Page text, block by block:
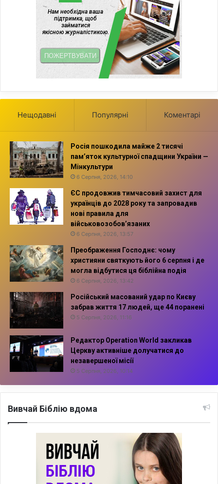
Нещодавні Популярні Коментарі
Росія пошкодила майже 2 тисячі
пам’яток культурної спадщини України —
Мінкультури
6 Серпня, 2026, 14:10
ЄС продовжив тимчасовий захист для
українців до 2028 року та запровадив
нові правила для
військовозобов’язаних
6 Серпня, 2026, 13:57
Преображення Господнє: чому
християни святкують його 6 серпня і де
могла відбутися ця біблійна подія
6 Серпня, 2026, 13:42
Російський масований удар по Києву
забрав життя 17 людей, ще 44 поранені
5 Серпня, 2026, 11:16
Редактор Operation World закликав
Церкву активніше долучатися до
незавершеної місії
5 Серпня, 2026, 10:14
Вивчай Біблію вдома